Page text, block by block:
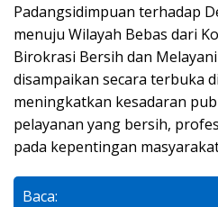
Padangsidimpuan terhadap
menuju Wilayah Bebas dari
Birokrasi Bersih dan
disampaikan secara terbuka
meningkatkan kesadaran
pelayanan yang bersih,
pada kepentingan
Baca: